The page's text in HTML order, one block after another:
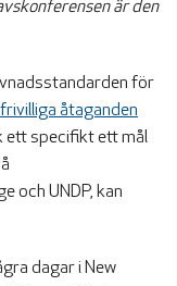
är den
för
frivilliga åtaganden
ett specifikt ett mål
och UNDP, kan
dagar i New